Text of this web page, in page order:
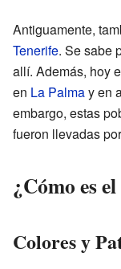
Antiguamente,
Tenerife. Se sabe
allí. Además, hoy
en La Palmay en
embargo, estas
fueron llevadas
¿Cómo es
Colores y